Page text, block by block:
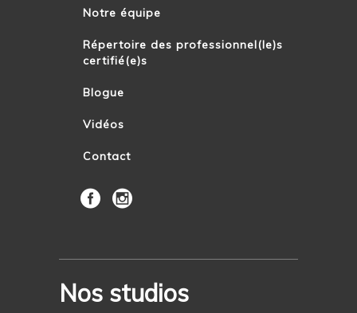
Notre équipe
Répertoire des professionnel(le)s
certifié(e)s
Blogue
Vidéos
Contact
Nos studios